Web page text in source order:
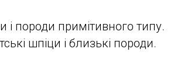
і породи примітивного типу.
шпіци і близькі породи.